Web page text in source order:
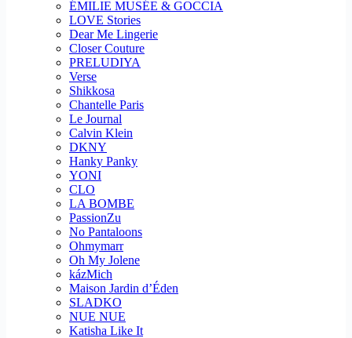
ÉMILIE MUSÉE & GOCCIA
LOVE Stories
Dear Me Lingerie
Closer Couture
PRELUDIYA
Verse
Shikkosa
Chantelle Paris
Le Journal
Calvin Klein
DKNY
Hanky Panky
YONI
CLO
LA BOMBE
PassionZu
No Pantaloons
Ohmymarr
Oh My Jolene
kázMich
Maison Jardin d’Éden
SLADKO
NUE NUE
Katisha Like It